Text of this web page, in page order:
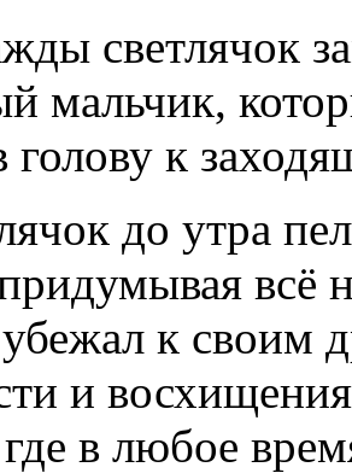
светлячок
мальчик,
голову к
до утра
всё
убежал к своим
и
в любое